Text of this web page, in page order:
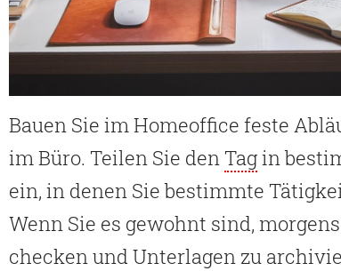
Bauen Sie im Homeoffice feste
im Büro. Teilen Sie den Tagin
ein, in denen Sie bestimmte
Wenn Sie es gewohnt sind,
checken und Unterlagen zu